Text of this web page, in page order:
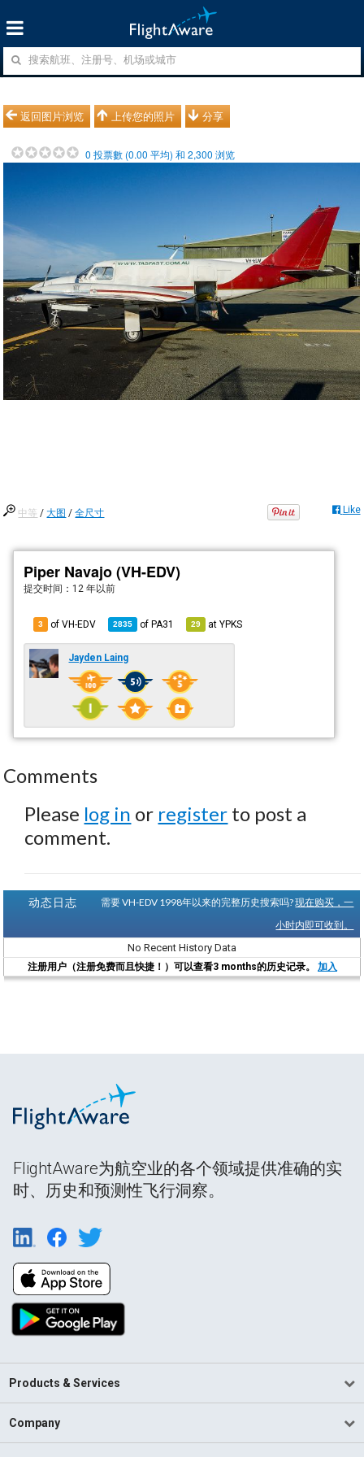
返回图片浏览 上传您的照片 分享
0 投票數 (0.00 平均) 和2,300 浏览
中等 /大图 /全尺寸 Like
Piper Navajo (VH-EDV)
提交时间： 12 年以前
3 of VH-EDV 2835 ofPA31 29 atYPKS
Jayden Laing
Comments
Please log in or register to post a
comment.
动态日志 需要 VH-EDV 1998年以来的完整历史搜索吗?现在购买，一
小时内即可收到。
No Recent History Data
注册用户（注册免费而且快捷！）可以查看3 months的历史记录。 加入
FlightAware为航空业的各个领域提供准确的实
时、历史和预测性飞行洞察。
Products & Services
Company